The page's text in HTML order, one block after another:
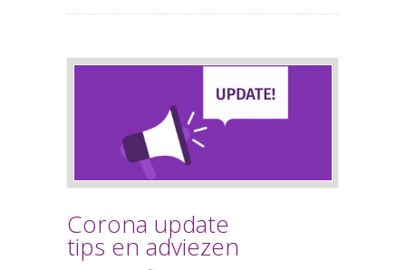
Corona update
tips en adviezen